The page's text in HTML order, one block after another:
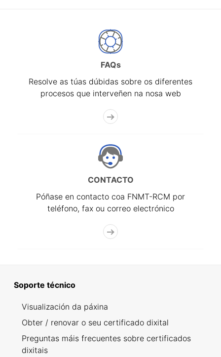
FAQs
Resolve as túas dúbidas sobre os diferentes
procesos que interveñen na nosa web
CONTACTO
Póñase en contacto coa FNMT-RCM por
teléfono, fax ou correo electrónico
Soporte técnico
Visualización da páxina
Obter / renovar o seu certificado dixital
Preguntas máis frecuentes sobre certificados
dixitais